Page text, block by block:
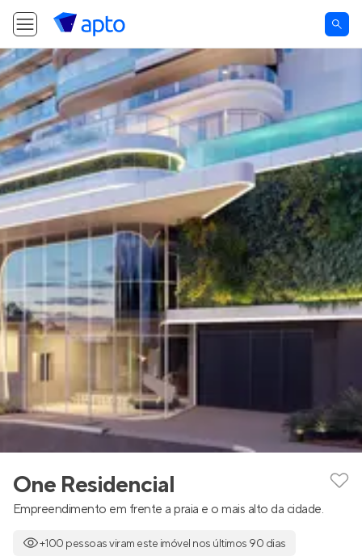
One Residencial
Empreendimento em frente a praia e o mais alto da cidade.
+100 pessoas viram este imóvel nos últimos 90 dias